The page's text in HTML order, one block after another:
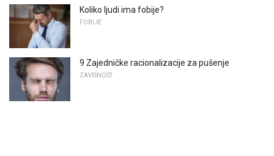
Koliko ljudi ima fobije?
FOBIJE
9 Zajedničke racionalizacije za pušenje
ZAVISNOST